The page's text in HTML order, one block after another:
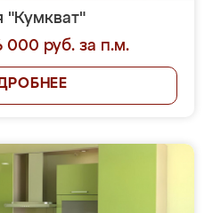
"Кумкват"
000 руб. за п.м.